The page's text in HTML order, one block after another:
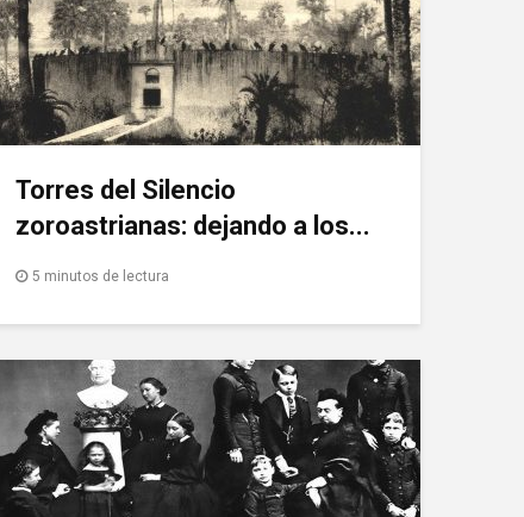
Torres del Silencio
zoroastrianas: dejando a los...
5 minutos de lectura